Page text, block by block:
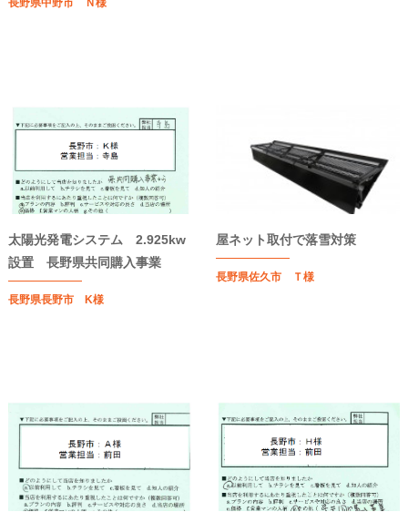
長野県中野市 Ｎ様
太陽光発電システム 2.925kw
設置 長野県共同購入事業
長野県長野市 K様
屋ネット取付で落雪対策
長野県佐久市 Ｔ様